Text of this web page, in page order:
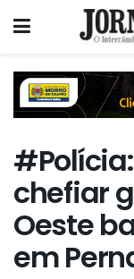
chefiar
Oeste
em